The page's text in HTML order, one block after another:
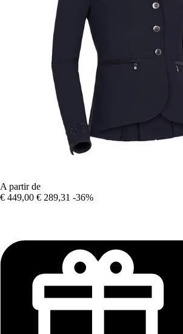
A partir de
€ 449,00 € 289,31 -36%